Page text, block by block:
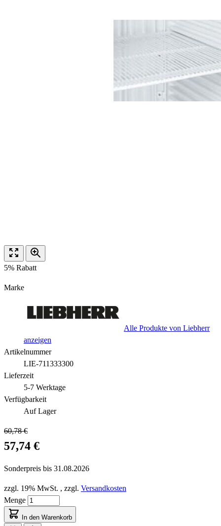
5% Rabatt
Marke
Alle Produkte von Liebherr
anzeigen
Artikelnummer
LIE-711333300
Lieferzeit
5-7 Werktage
Verfügbarkeit
Auf Lager
60,78 €
57,74 €
Sonderpreis bis 31.08.2026
zzgl. 19% MwSt. , zzgl. Versandkosten
Menge
In den Warenkorb